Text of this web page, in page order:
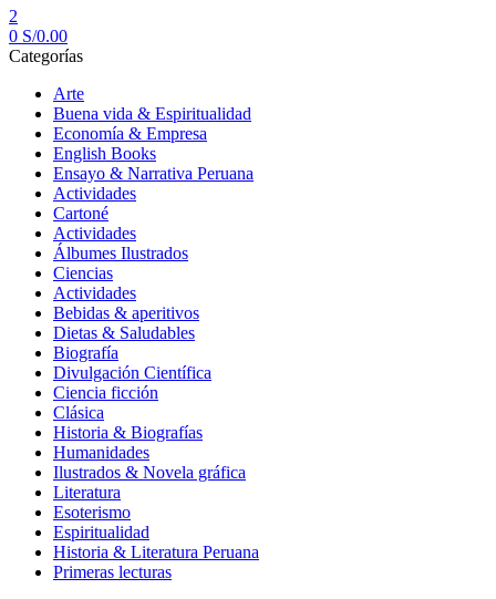
2
0 S/0.00
Categorías
Arte
Buena vida & Espiritualidad
Economía & Empresa
English Books
Ensayo & Narrativa Peruana
Actividades
Cartoné
Actividades
Álbumes Ilustrados
Ciencias
Actividades
Bebidas & aperitivos
Dietas & Saludables
Biografía
Divulgación Científica
Ciencia ficción
Clásica
Historia & Biografías
Humanidades
Ilustrados & Novela gráfica
Literatura
Esoterismo
Espiritualidad
Historia & Literatura Peruana
Primeras lecturas